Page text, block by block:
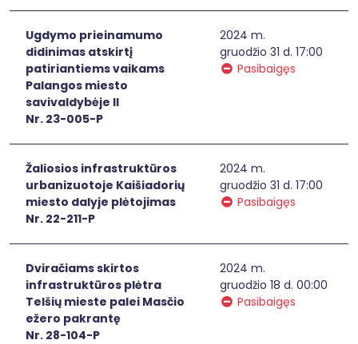
Ugdymo prieinamumo
didinimas atskirtį
patiriantiems vaikams
Palangos miesto
savivaldybėje II
Nr. 23-005-P
2024 m.
gruodžio 31 d. 17:00
Pasibaigęs
Žaliosios infrastruktūros
urbanizuotoje Kaišiadorių
miesto dalyje plėtojimas
Nr. 22-211-P
2024 m.
gruodžio 31 d. 17:00
Pasibaigęs
Dviračiams skirtos
infrastruktūros plėtra
Telšių mieste palei Masčio
ežero pakrantę
Nr. 28-104-P
2024 m.
gruodžio 18 d. 00:00
Pasibaigęs